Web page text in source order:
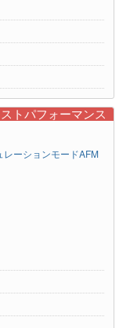
トパフォーマンス
ーションモードAFM